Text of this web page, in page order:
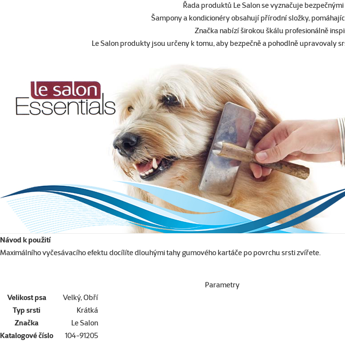
Řada produktů Le Salon se vyznačuje
Šampony a kondicionéry obsahují přírodní složky,
Značka nabízí širokou škálu profesionálně
Le Salon produkty jsou určeny k tomu, aby bezpečně a pohodlně upravovaly
Návod k použití
Maximálního vyčesávacího efektu docílíte dlouhými tahy gumového kartáče po povrchu srsti zvířete.
Parametry
Velikost psa
Velký, Obří
Typ srsti
Krátká
Značka
Le Salon
Katalogové číslo
104-91205